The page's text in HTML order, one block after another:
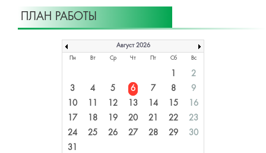
ПЛАН РАБОТЫ
Август 2026
Пн Вт Ср Чт Пт Сб Вс
1
2
3
4 5 6 7 8
9
10
11 12 13 14 15
16
17
18 19 20 21 22
23
24
25 26 27 28 29
30
31